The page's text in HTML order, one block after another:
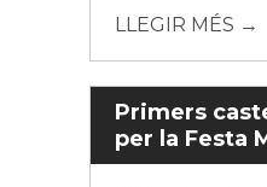
LLEGIR MÉS →
Primers
per la Festa